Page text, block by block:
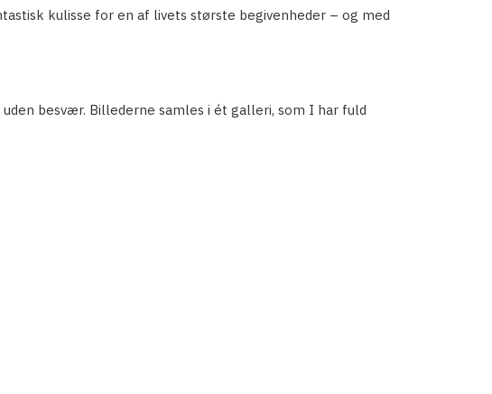
kulisse for en af livets største begivenheder – og med
besvær. Billederne samles i ét galleri, som I har fuld